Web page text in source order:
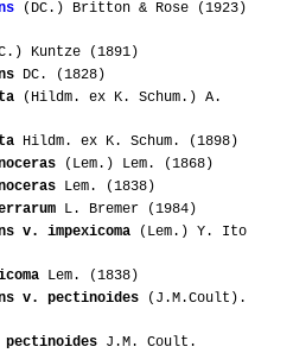
1
ORB3.31
(DC.) Britton & Rose (1923)
Kuntze (1891)
DC. (1828)
(Hildm. ex K. Schum.) A.
Hildm. ex K. Schum. (1898)
(Lem.) Lem. (1868)
Lem. (1838)
L. Bremer (1984)
v. impexicoma (Lem.) Y. Ito
Lem. (1838)
v. pectinoides (J.M.Coult).
J.M. Coult.